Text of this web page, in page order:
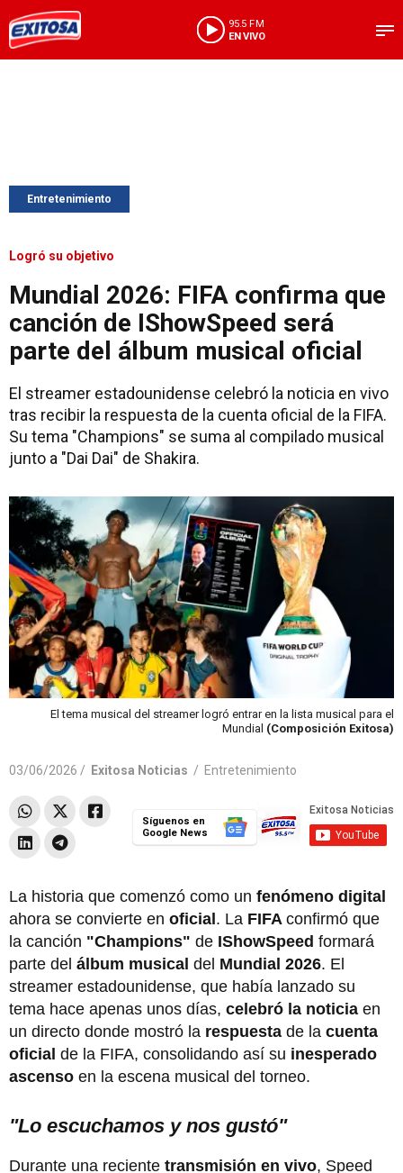
95.5 FM
EN VIVO
Entretenimiento
Logró su objetivo
Mundial 2026: FIFA confirma que
canción de IShowSpeed será
parte del álbum musical oficial
El streamer estadounidense celebró la noticia en vivo
tras recibir la respuesta de la cuenta oficial de la FIFA.
Su tema "Champions" se suma al compilado musical
junto a "Dai Dai" de Shakira.
El tema musical del streamer logró entrar en la lista musical para el
Mundial (Composición Exitosa)
03/06/2026 / Exitosa Noticias / Entretenimiento
Síguenos en
Google News
La historia que comenzó como un fenómeno digital
ahora se convierte en oficial. La FIFA confirmó que
la canción "Champions" de IShowSpeed formará
parte del álbum musical del Mundial 2026. El
streamer estadounidense, que había lanzado su
tema hace apenas unos días, celebró la noticia en
un directo donde mostró la respuesta de la cuenta
oficial de la FIFA, consolidando así su inesperado
ascenso en la escena musical del torneo.
"Lo escuchamos y nos gustó"
Durante una reciente transmisión en vivo, Speed